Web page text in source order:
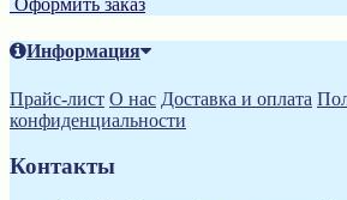
Оформить заказ
Информация
Прайс-лист О нас Доставка и оплата
конфиденциальности
Контакты